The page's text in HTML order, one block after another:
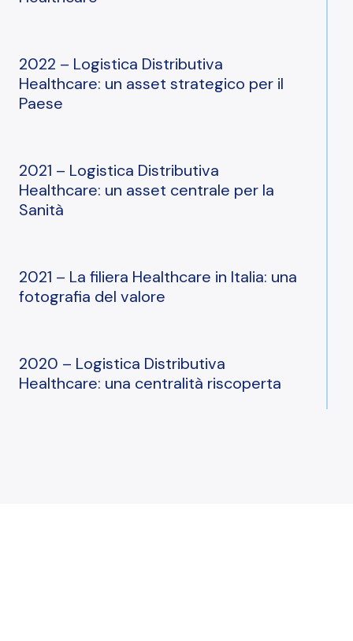
nostri
progetti
nostri
servizi
nostre
iniziative
2022 – Logistica Distributiva
Healthcare: un asset strategico per il
Paese
2021 – Logistica Distributiva
Healthcare: un asset centrale per la
Sanità
2021 – La filiera Healthcare in Italia: una
fotografia del valore
2020 – Logistica Distributiva
Healthcare: una centralità riscoperta